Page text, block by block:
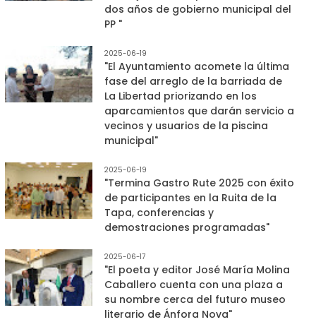
dos años de gobierno municipal del
PP "
2025-06-19
"El Ayuntamiento acomete la última
fase del arreglo de la barriada de
La Libertad priorizando en los
aparcamientos que darán servicio a
vecinos y usuarios de la piscina
municipal"
2025-06-19
"Termina Gastro Rute 2025 con éxito
de participantes en la Ruita de la
Tapa, conferencias y
demostraciones programadas"
2025-06-17
"El poeta y editor José María Molina
Caballero cuenta con una plaza a
su nombre cerca del futuro museo
literario de Ánfora Nova"